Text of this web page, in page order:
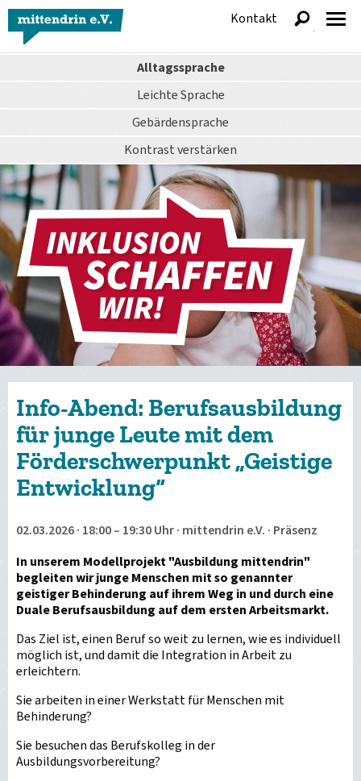
Alltagssprache
Leichte Sprache
Gebärdensprache
Kontrastverstärken
Kontakt
anzeigen
Info-Abend: Berufsausbildung
für junge Leute mit dem
Förderschwerpunkt „Geistige
Entwicklung“
02.03.2026 · 18:00 – 19:30 Uhr · mittendrin e.V. · Präsenz
In unserem Modellprojekt "Ausbildung mittendrin"
begleiten wir junge Menschen mit so genannter
geistiger Behinderung auf ihrem Weg in und durch eine
Duale Berufsausbildung auf dem ersten Arbeitsmarkt.
Das Ziel ist, einen Beruf so weit zu lernen, wie es individuell
möglich ist, und damit die Integration in Arbeit zu
erleichtern.
Sie arbeiten in einer Werkstatt für Menschen mit
Behinderung?
Sie besuchen das Berufskolleg in der
Ausbildungsvorbereitung?